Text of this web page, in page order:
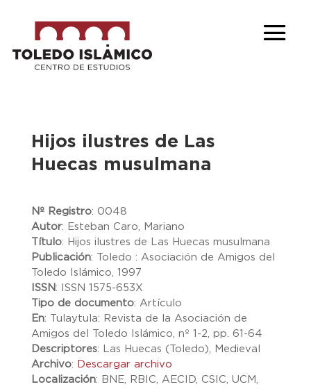
Hijos ilustres de Las
Huecas musulmana
Nº Registro: 0048
Autor: Esteban Caro, Mariano
Título: Hijos ilustres de Las Huecas musulmana
Publicación:
Toledo : Asociación de Amigos del
Toledo Islámico, 1997
ISSN:
ISSN 1575-653X
Tipo de documento: Artículo
En:
Tulaytula: Revista de la Asociación de
Amigos del Toledo Islámico, nº 1-2, pp. 61-64
Descriptores: Las Huecas (Toledo), Medieval
Archivo: Descargar archivo
Localización: BNE, RBIC, AECID, CSIC, UCM,